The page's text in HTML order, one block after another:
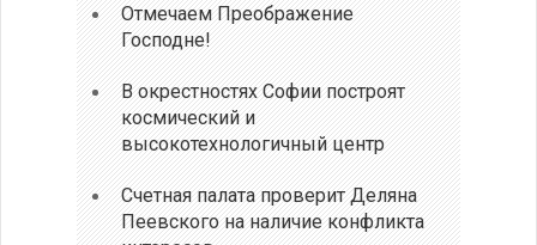
Отмечаем Преображение
Господне!
В окрестностях Софии построят
космический и
высокотехнологичный центр
Счетная палата проверит Деляна
Пеевского на наличие конфликта